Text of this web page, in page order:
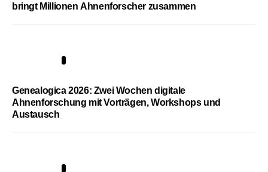
bringt Millionen Ahnenforscher zusammen
Genealogica 2026: Zwei Wochen digitale
Ahnenforschung mit Vorträgen, Workshops und
Austausch